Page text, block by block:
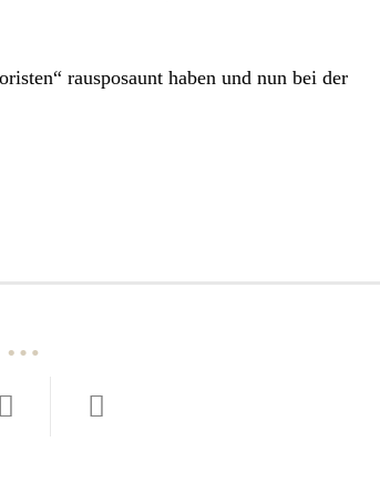
rausposaunt haben und nun bei der
…